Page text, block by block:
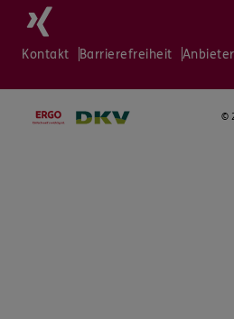
Kontakt Barrierefreiheit Anbieter
©